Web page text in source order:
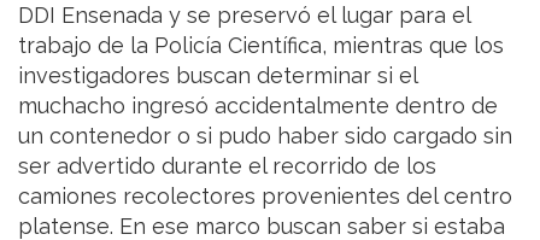
DDI Ensenada y se preservó el lugar para el
trabajo de la Policía Científica, mientras que los
investigadores buscan determinar si el
muchacho ingresó accidentalmente dentro de
un contenedor o si pudo haber sido cargado sin
ser advertido durante el recorrido de los
camiones recolectores provenientes del centro
platense. En ese marco buscan saber si estaba